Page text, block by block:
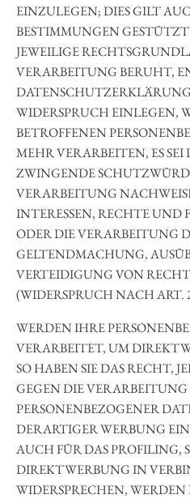
EINZULEGEN; DIES GILT
BESTIMMUNGEN
JEWEILIGE
VERARBEITUNG BERUHT,
WIDERSPRUCH EINLEGEN,
BETROFFENEN
MEHR VERARBEITEN, ES
ZWINGENDE
VERARBEITUNG
INTERESSEN, RECHTE UND
ODER DIE VERARBEITUNG
GELTENDMACHUNG,
VERTEIDIGUNG VON
(WIDERSPRUCH NACH ART.
WERDEN IHRE
VERARBEITET, UM
SO HABEN SIE DAS RECHT,
GEGEN DIE VERARBEITUNG
PERSONENBEZOGENER
DERARTIGER WERBUNG
AUCH FÜR DAS PROFILING,
DIREKTWERBUNG IN
WIDERSPRECHEN, WERDEN